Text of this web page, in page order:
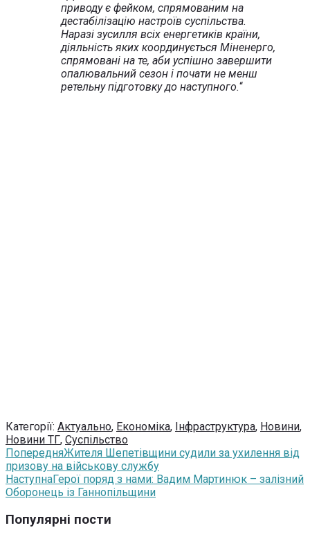
приводу є фейком, спрямованим на
дестабілізацію настроїв суспільства.
Наразі зусилля всіх енергетиків країни,
діяльність яких координується Міненерго,
спрямовані на те, аби успішно завершити
опалювальний сезон і почати не менш
ретельну підготовку до наступного.“
Категорії: Актуально, Економіка, Інфраструктура, Новини,
Новини ТГ, Суспільство
ПопередняЖителя Шепетівщини судили за ухилення від
призову на військову службу
НаступнаГерої поряд з нами: Вадим Мартинюк – залізний
Оборонець із Ганнопільщини
Популярні пости